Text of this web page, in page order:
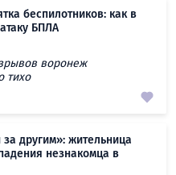
беспилотников: как в
БПЛА
воронеж
тихо
другим»: жительница
незнакомца в